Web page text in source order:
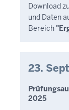
Download
und Daten
Bereich
23.
2025